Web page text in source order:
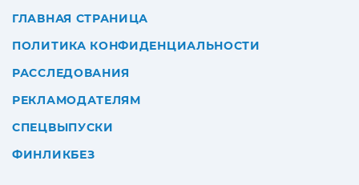
ГЛАВНАЯ СТРАНИЦА
ПОЛИТИКА КОНФИДЕНЦИАЛЬНОСТИ
РАССЛЕДОВАНИЯ
РЕКЛАМОДАТЕЛЯМ
СПЕЦВЫПУСКИ
ФИНЛИКБЕЗ